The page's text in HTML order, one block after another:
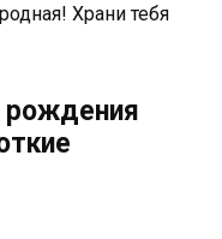
Храни тебя
рождения